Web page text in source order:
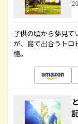
子供の頃から夢見て
が、島で出合うトロ
憶。